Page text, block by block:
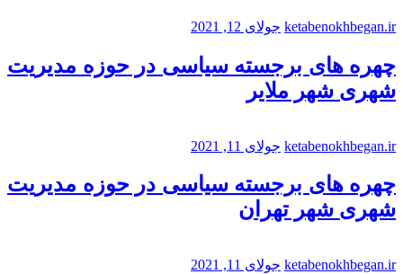
ketabenokhbegan.ir جولای 12, 2021
چهره های برجسته سیاسی در حوزه مدیریت
شهری شهر ملایر
ketabenokhbegan.ir جولای 11, 2021
چهره های برجسته سیاسی در حوزه مدیریت
شهری شهر تهران
ketabenokhbegan.ir جولای 11, 2021